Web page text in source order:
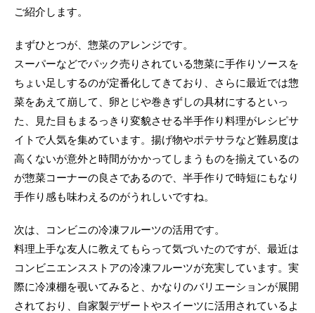
ご紹介します。
まずひとつが、惣菜のアレンジです。
スーパーなどでパック売りされている惣菜に手作りソースを
ちょい足しするのが定番化してきており、さらに最近では惣
菜をあえて崩して、卵とじや巻きずしの具材にするといっ
た、見た目もまるっきり変貌させる半手作り料理がレシピサ
イトで人気を集めています。揚げ物やポテサラなど難易度は
高くないが意外と時間がかかってしまうものを揃えているの
が惣菜コーナーの良さであるので、半手作りで時短にもなり
手作り感も味わえるのがうれしいですね。
次は、コンビニの冷凍フルーツの活用です。
料理上手な友人に教えてもらって気づいたのですが、最近は
コンビニエンスストアの冷凍フルーツが充実しています。実
際に冷凍棚を覗いてみると、かなりのバリエーションが展開
されており、自家製デザートやスイーツに活用されているよ